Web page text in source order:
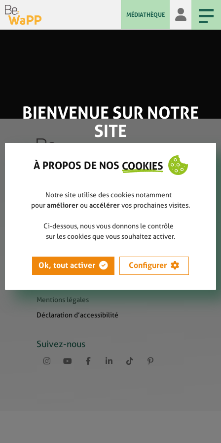
MÉDIATHÈQUE
Qui sommes-nous ?
Rapports annuels
Contact
Presse
Liens utiles
Mentions légales
Déclaration d’accessibilité
Suivez-nous
BIENVENUE SUR NOTRE
SITE
À PROPOS DE NOS COOKIES
Notre site utilise des cookies notamment
pouraméliorerou accélérervos prochaines visites.
Ci-dessous, nous vous donnons le contrôle
sur les cookies que vous souhaitez activer.
Ok, tout activer Configurer